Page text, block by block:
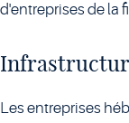
d'entreprises de la
Les entreprises